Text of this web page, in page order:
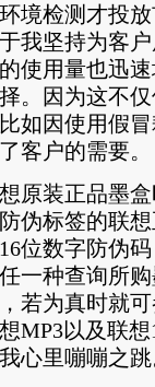
境检测才投
我坚持为客
使用量也迅
。因为这不
如因使用假
客户的需要。
原装正品墨
伪标签的联
位数字防伪
一种查询所
若为真时就
MP3以及联
心里嘣嘣之